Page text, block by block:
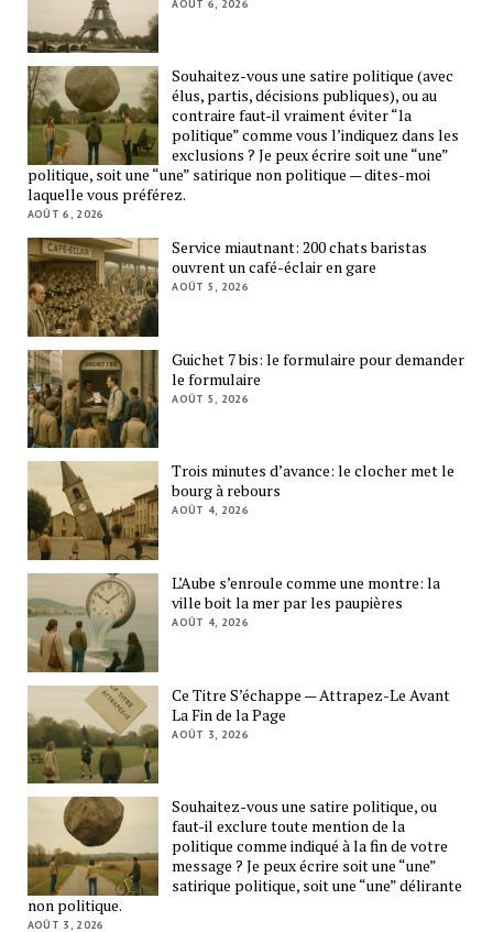
AOÛT 6, 2026
Souhaitez-vous une satire politique (avec
élus, partis, décisions publiques), ou au
contraire faut-il vraiment éviter “la
politique” comme vous l’indiquez dans les
exclusions ? Je peux écrire soit une “une”
politique, soit une “une” satirique non politique — dites-moi
laquelle vous préférez.
AOÛT 6, 2026
Service miautnant: 200 chats baristas
ouvrent un café-éclair en gare
AOÛT 5, 2026
Guichet 7 bis: le formulaire pour demander
le formulaire
AOÛT 5, 2026
Trois minutes d’avance: le clocher met le
bourg à rebours
AOÛT 4, 2026
L’Aube s’enroule comme une montre: la
ville boit la mer par les paupières
AOÛT 4, 2026
Ce Titre S’échappe — Attrapez-Le Avant
La Fin de la Page
AOÛT 3, 2026
Souhaitez-vous une satire politique, ou
faut-il exclure toute mention de la
politique comme indiqué à la fin de votre
message ? Je peux écrire soit une “une”
satirique politique, soit une “une” délirante
non politique.
AOÛT 3, 2026